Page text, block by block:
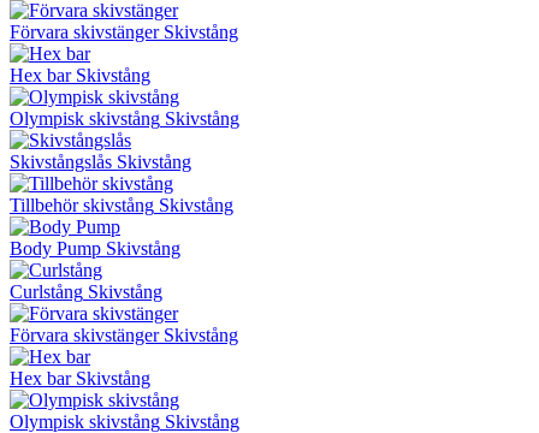
Förvara skivstänger Skivstång
Hex bar Skivstång
Olympisk skivstång Skivstång
Skivstångslås Skivstång
Tillbehör skivstång Skivstång
Body Pump Skivstång
Curlstång Skivstång
Förvara skivstänger Skivstång
Hex bar Skivstång
Olympisk skivstång Skivstång